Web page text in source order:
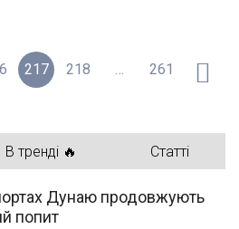
217 218 … 261
В тренді 🔥 Статті
Дунаю продовжують
попит